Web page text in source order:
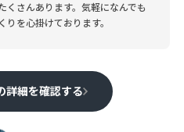
くさんあります。気軽になんでも
を心掛けております。
詳細を確認する